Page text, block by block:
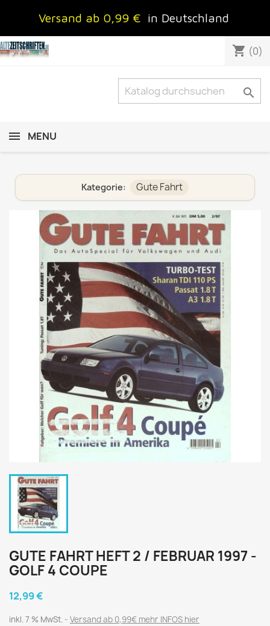
Versand ab 0,99 € in Deutschland
shopping_cart (0)

MENU
Kategorie: Gute Fahrt
GUTE FAHRT HEFT 2 / FEBRUAR 1997 -
GOLF 4 COUPE
12,99 €
inkl. 7 % MwSt. Versand ab 0,99€ mehr INFOS hier